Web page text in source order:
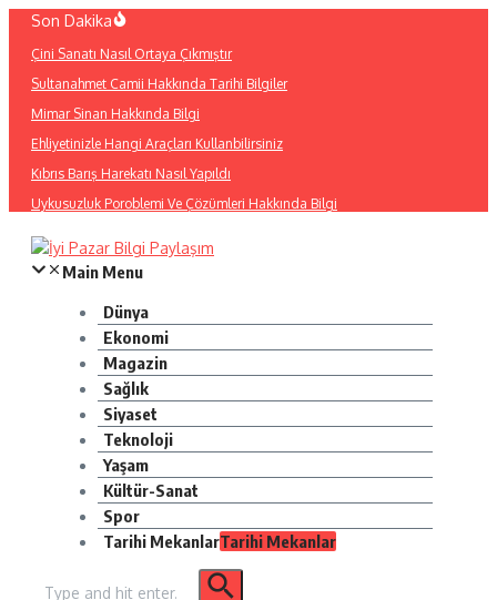
İçeriğe
Son Dakika
Çini Sanatı Nasıl Ortaya Çıkmıştır
Sultanahmet Camii Hakkında Tarihi Bilgiler
Mimar Sinan Hakkında Bilgi
Ehliyetinizle Hangi Araçları Kullanbilirsiniz
Kıbrıs Barış Harekatı Nasıl Yapıldı
Uykusuzluk Poroblemi Ve Çözümleri Hakkında Bilgi
Main Menu
Dünya
Ekonomi
Magazin
Sağlık
Siyaset
Teknoloji
Yaşam
Kültür-Sanat
Spor
Tarihi MekanlarTarihi Mekanlar